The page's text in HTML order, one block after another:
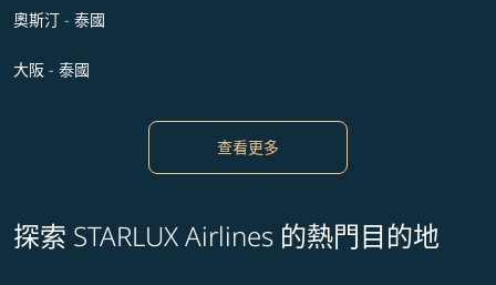
奧斯汀 - 泰國
大阪 - 泰國
查看更多
探索 STARLUX Airlines 的熱門目的地